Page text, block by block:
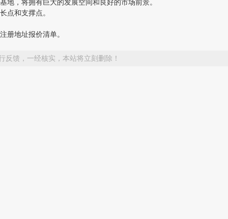
，将拥有巨大的发展空间和良好的市场前景。
点和支撑点。
地址报价清单。
反馈，一经核实，本站将立刻删除！